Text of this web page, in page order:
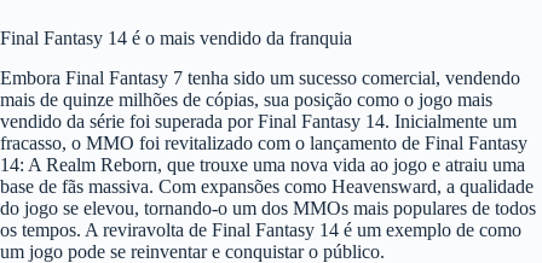
Final Fantasy 14 é o mais vendido da franquia
Embora Final Fantasy 7 tenha sido um sucesso comercial, vendendo
mais de quinze milhões de cópias, sua posição como o jogo mais
vendido da série foi superada por Final Fantasy 14. Inicialmente um
fracasso, o MMO foi revitalizado com o lançamento de Final Fantasy
14: A Realm Reborn, que trouxe uma nova vida ao jogo e atraiu uma
base de fãs massiva. Com expansões como Heavensward, a qualidade
do jogo se elevou, tornando-o um dos MMOs mais populares de todos
os tempos. A reviravolta de Final Fantasy 14 é um exemplo de como
um jogo pode se reinventar e conquistar o público.